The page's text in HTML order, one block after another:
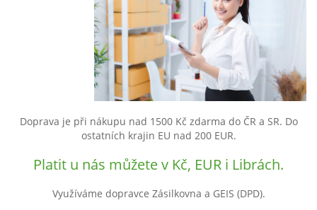
Doprava je při nákupu nad 1500 Kč zdarma do ČR a SR. Do
ostatních krajin EU nad 200 EUR.
Platit u nás můžete v Kč, EUR i Librách.
Využíváme dopravce Zásilkovna a GEIS (DPD).